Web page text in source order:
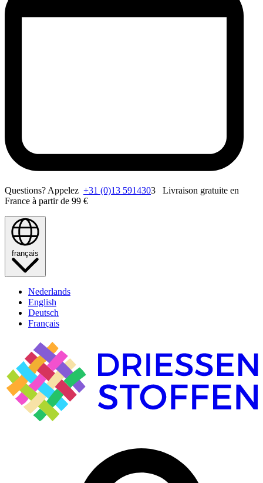
Questions? Appelez +31 (0)13 5914303 Livraison gratuite en
France à partir de 99 €
français
Nederlands
English
Deutsch
Français